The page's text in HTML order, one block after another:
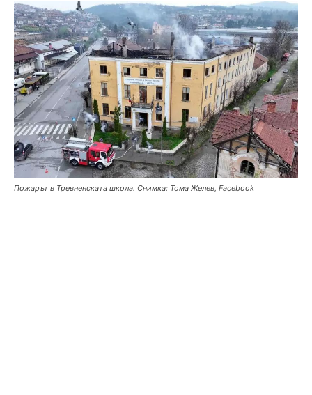
Пожарът в Тревненската школа. Снимка: Тома Желев, Facebook